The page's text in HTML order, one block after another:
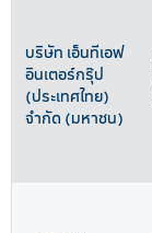
บริษัท เอ็นทีเอฟ
อินเตอร์กรุ๊ป
(ประเทศไทย)
จำกัด (มหาชน)